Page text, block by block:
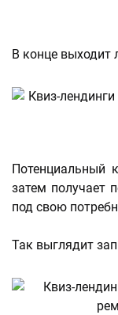
В конце выходит
Потенциальный
затем получает
под свою
Так выглядит